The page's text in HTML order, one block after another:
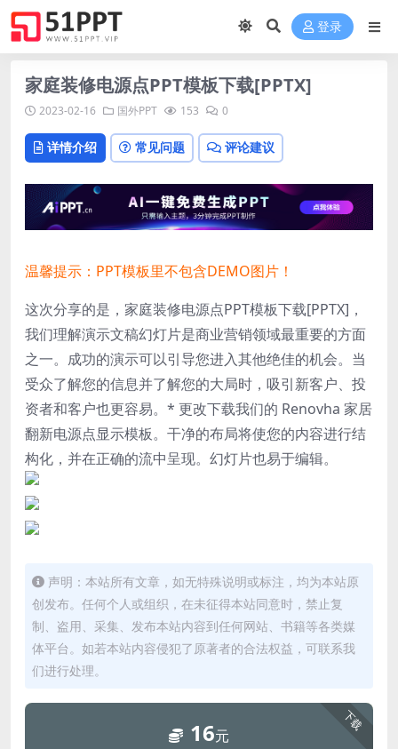
登录
家庭装修电源点PPT模板下载[PPTX]
2023-02-16 国外PPT 153 0
详情介绍 常见问题 评论建议
温馨提示：PPT模板里不包含DEMO图片！
这次分享的是，家庭装修电源点PPT模板下载[PPTX]，
我们理解演示文稿幻灯片是商业营销领域最重要的方面
之一。成功的演示可以引导您进入其他绝佳的机会。当
受众了解您的信息并了解您的大局时，吸引新客户、投
资者和客户也更容易。* 更改下载我们的 Renovha 家居
翻新电源点显示模板。干净的布局将使您的内容进行结
构化，并在正确的流中呈现。幻灯片也易于编辑。
声明：本站所有文章，如无特殊说明或标注，均为本站原
创发布。任何个人或组织，在未征得本站同意时，禁止复
制、盗用、采集、发布本站内容到任何网站、书籍等各类媒
体平台。如若本站内容侵犯了原著者的合法权益，可联系我
们进行处理。
下载
16元